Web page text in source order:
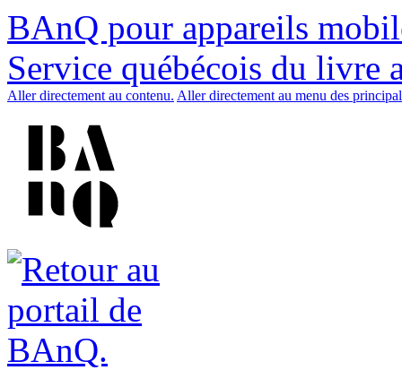
BAnQ pour appareils
Service québécois du livre
Aller directement au contenu. Aller directement au menu des